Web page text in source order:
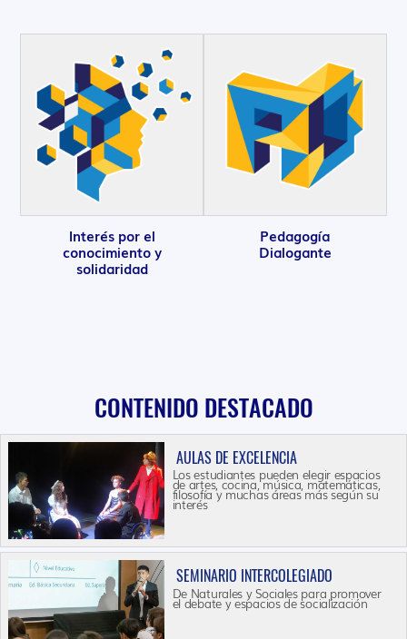
Interés por el
conocimiento y
solidaridad
Pedagogía
Dialogante
CONTENIDO DESTACADO
AULAS DE EXCELENCIA
Los estudiantes pueden elegir espacios
de artes, cocina, música, matemáticas,
filosofía y muchas áreas más según su
interés
SEMINARIO INTERCOLEGIADO
De Naturales y Sociales para promover
el debate y espacios de socialización